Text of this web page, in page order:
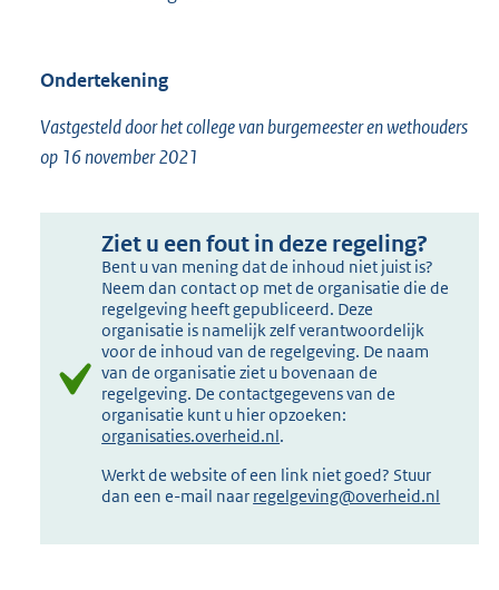
Ondertekening
Vastgesteld door het college van burgemeester en wethouders
op 16 november 2021
Ziet u een fout in deze regeling?
Bent u van mening dat de inhoud niet juist is?
Neem dan contact op met de organisatie die de
regelgeving heeft gepubliceerd. Deze
organisatie is namelijk zelf verantwoordelijk
voor de inhoud van de regelgeving. De naam
van de organisatie ziet u bovenaan de
regelgeving. De contactgegevens van de
organisatie kunt u hier opzoeken:
organisaties.overheid.nl.
Werkt de website of een link niet goed? Stuur
dan een e-mail naar regelgeving@overheid.nl